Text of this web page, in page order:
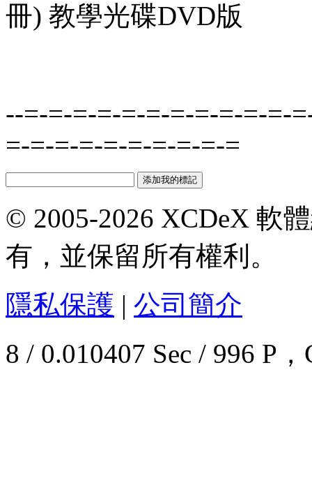
冊) 教學光碟DVD版
--=-=-=-=-=-=-=-=-=-=-=-
=-=-=-=-=-=-=-=-=-=
© 2005-2026 XCDeX 軟
有，並保留所有權利。
隱私保護 | 公司簡介
8 / 0.010407 Sec / 996 P